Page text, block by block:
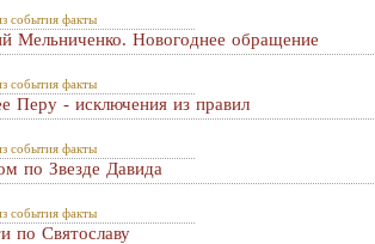
события факты
Мельниченко. Новогоднее обращение
события факты
Перу - исключения из правил
события факты
по Звезде Давида
события факты
по Святославу